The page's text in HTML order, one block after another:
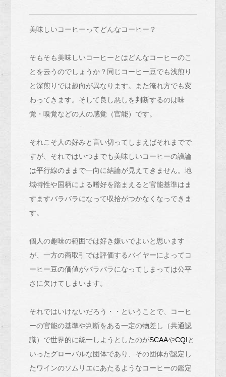
美味しいコーヒーってどんなコーヒー？
そもそも美味しいコーヒーとはどんなコーヒーのこ
とを云うのでしょうか？同じコーヒー豆でも浅煎り
と深煎りでは趣向が異なります。また淹れ方でも変
わってきます。そして良し悪しを判断するのは味
覚・嗅覚などの人の感覚（官能）です。
それこそ人の好みと言い切ってしまえばそれまでで
すが、それではいつまでも美味しいコーヒーの議論
は平行線のままで一向に結論が見えてきません。地
域特性や国柄による嗜好を踏まえると官能基準はま
すますバラバラになって収拾がつかなくなってきま
す。
個人の趣味の範囲では好き嫌いでよいと思います
が、一方の商取引では評価するバイヤーによってコ
ーヒー豆の価値がバラバラになってしまっては公平
さに欠けてしまいます。
それではいけないだろう・・ということで、コーヒ
ーの官能の基準や判断をある一定の物差し（共通認
識）で世界的に統一しようとしたのがSCAAやCQIと
いったグローバルな団体であり、その団体が認定し
たワインのソムリエにあたるようなコーヒーの鑑定